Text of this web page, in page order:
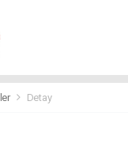
Detay